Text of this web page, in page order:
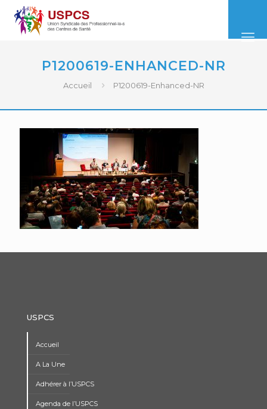
P1200619-ENHANCED-NR
Accueil P1200619-Enhanced-NR
USPCS
Accueil
A La Une
Adhérer à l’USPCS
Agenda de l’USPCS